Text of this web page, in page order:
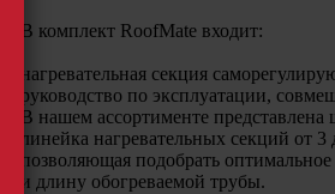
В комплект RoofMate входит:
нагревательная секция
руководство по эксплуатации,
В нашем ассортименте представлена
линейка нагревательных секций от 3
позволяющая подобрать
и длину обогреваемой трубы.